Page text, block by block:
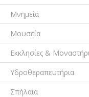
Μνημεία
Μουσεία
Εκκλησίες &
Υδροθεραπευτήρια
Σπήλαια